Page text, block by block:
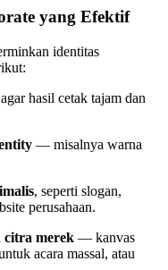
yang Efektif
identitas
agar hasil cetak tajam dan
— misalnya warna
, seperti slogan,
perusahaan.
citra merek — kanvas
acara massal, atau